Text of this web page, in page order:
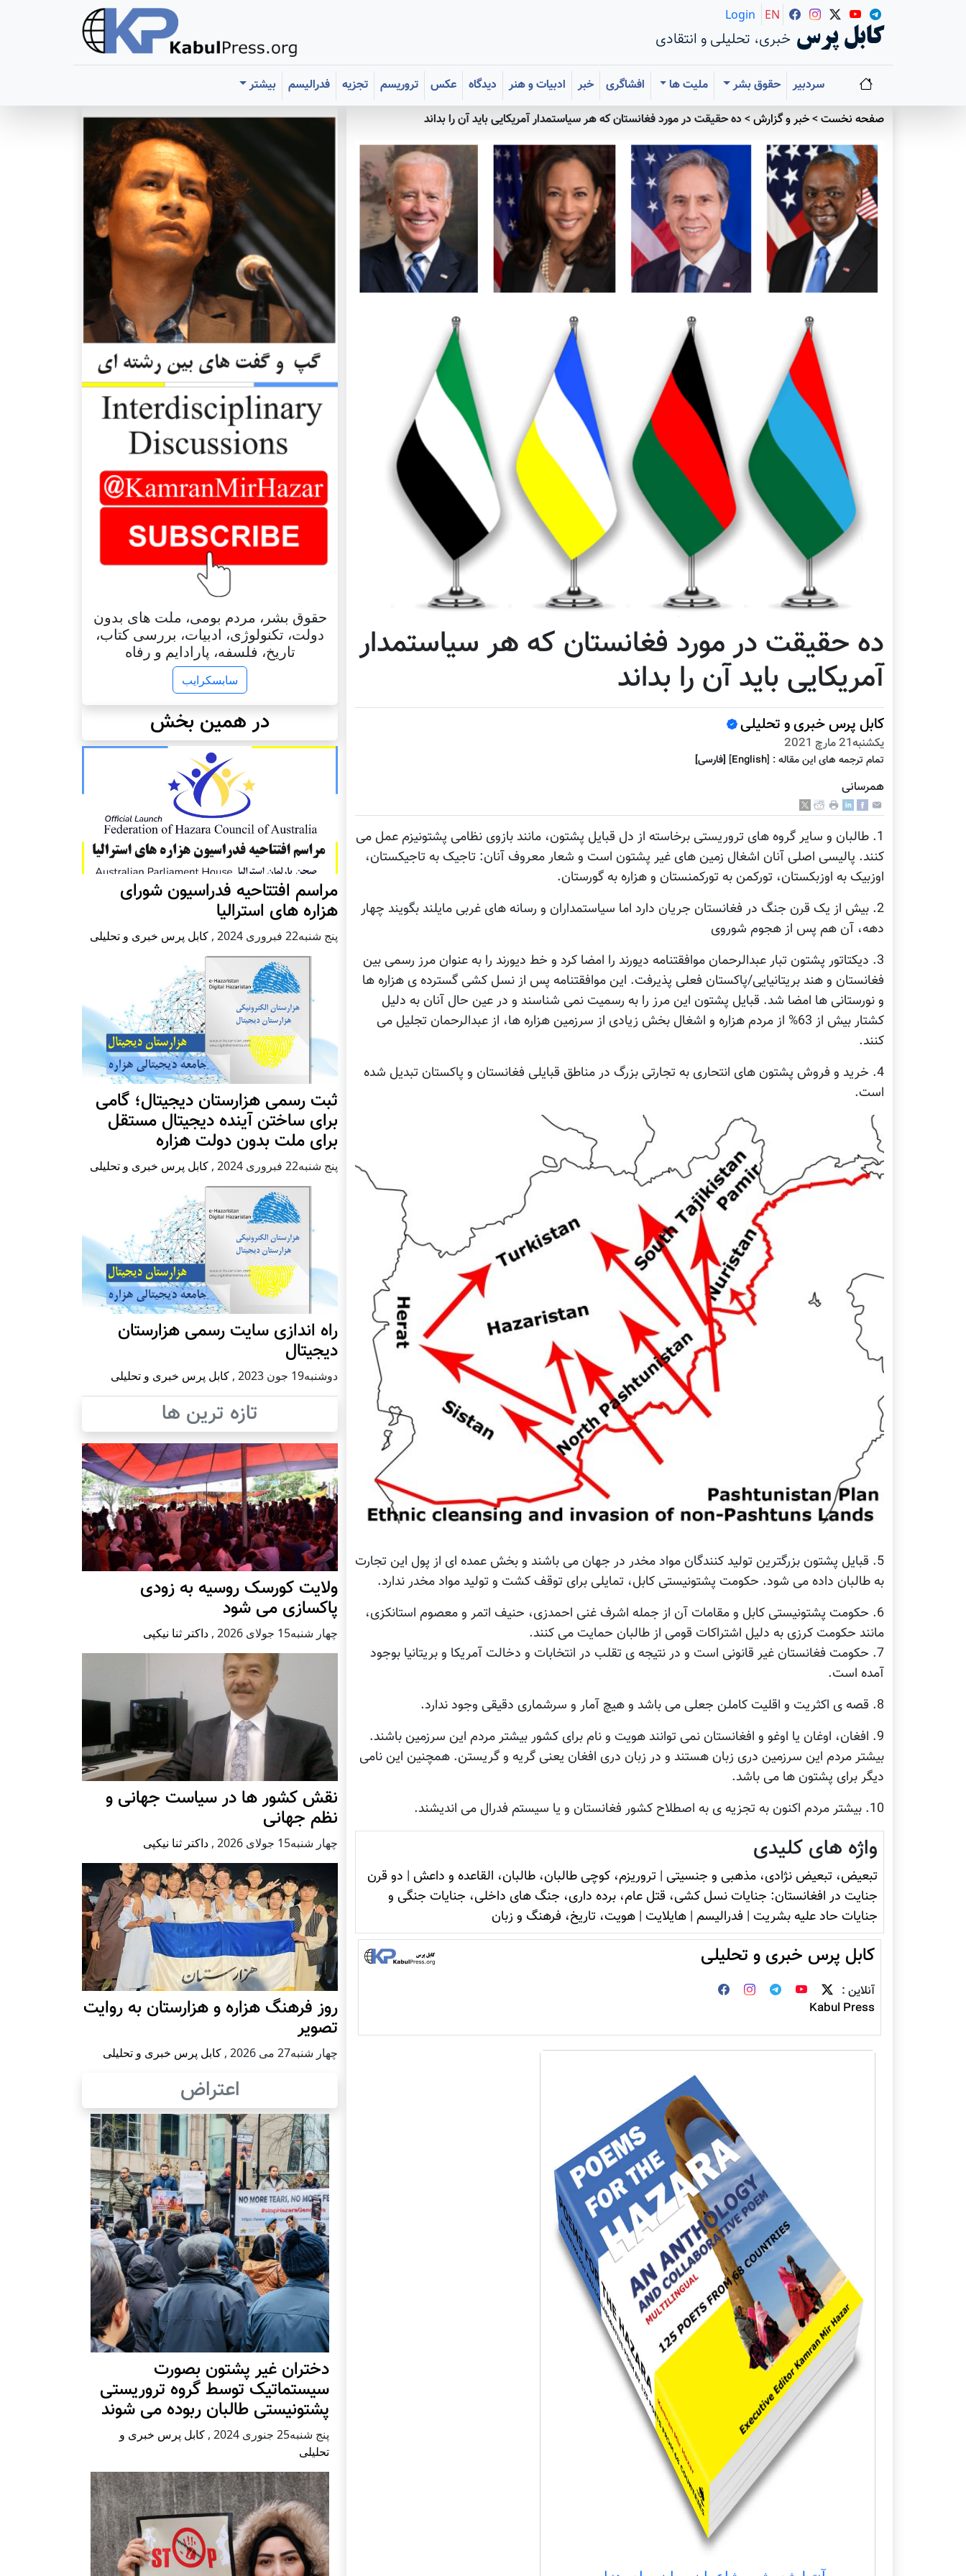
کابل پرس خبری، تحلیلی و انتقادی
Login EN
سردبیر حقوق بشر ملیت ها افشاگری خبر ادبیات و هنر دیدگاه عکس تروریسم تجزیه فدرالیسم
بیشتر
صفحه نخست>خبر و گزارش> ده حقیقت در مورد فغانستان که هر سیاستمدار آمریکایی باید آن را بداند
ده حقیقت در مورد فغانستان که هر سیاستمدار
آمریکایی باید آن را بداند
کابل پرس خبری و تحلیلی
يكشنبه21 مارچ 2021
تمام ترجمه هاى اين مقاله : [English] [فارسى]
همرسانی
1. طالبان و سایر گروه های تروریستی برخاسته از دل قبایل پشتون، مانند بازوی نظامی پشتونیزم عمل می
کنند. پالیسی اصلی آنان اشغال زمین های غیر پشتون است و شعار معروف آنان: تاجیک به تاجیکستان،
اوزبیک به اوزبکستان، تورکمن به تورکمنستان و هزاره به گورستان.
2. بیش از یک قرن جنگ در فغانستان جریان دارد اما سیاستمداران و رسانه های غربی مایلند بگویند چهار
دهه، آن هم پس از هجوم شوروی
3. دیکتاتور پشتون تبار عبدالرحمان موافقتنامه دیورند را امضا کرد و خط دیورند را به عنوان مرز رسمی بین
فغانستان و هند بریتانیایی/پاکستان فعلی پذیرفت. این موافقتنامه پس از نسل کشی گسترده ی هزاره ها
و نورستانی ها امضا شد. قبایل پشتون این مرز را به رسمیت نمی شناسند و در عین حال آنان به دلیل
کشتار بیش از 63% از مردم هزاره و اشغال بخش زیادی از سرزمین هزاره ها، از عبدالرحمان تجلیل می
کنند.
4. خرید و فروش پشتون های انتحاری به تجارتی بزرگ در مناطق قبایلی فغانستان و پاکستان تبدیل شده
است.
5. قبایل پشتون بزرگترین تولید کنندگان مواد مخدر در جهان می باشند و بخش عمده ای از پول این تجارت
به طالبان داده می شود. حکومت پشتونیستی کابل، تمایلی برای توقف کشت و تولید مواد مخدر ندارد.
6. حکومت پشتونیستی کابل و مقامات آن از جمله اشرف غنی احمدزی، حنیف اتمر و معصوم استانکزی،
مانند حکومت کرزی به دلیل اشتراکات قومی از طالبان حمایت می کنند.
7. حکومت فغانستان غیر قانونی است و در نتیجه ی تقلب در انتخابات و دخالت آمریکا و بریتانیا بوجود
آمده است.
8. قصه ی اکثریت و اقلیت کاملن جعلی می باشد و هیچ آمار و سرشماری دقیقی وجود ندارد.
9. افغان، اوغان یا اوغو و افغانستان نمی توانند هویت و نام برای کشور بیشتر مردم این سرزمین باشند.
بیشتر مردم این سرزمین دری زبان هستند و در زبان دری افغان یعنی گریه و گریستن. همچنین این نامی
دیگر برای پشتون ها می باشد.
10. بیشتر مردم اکنون به تجزیه ی به اصطلاح کشور فغانستان و یا سیستم فدرال می اندیشند.
واژه های کلیدی
تبعیض، تبعیض نژادی، مذهبی و جنسیتی | تروريزم، کوچی طالبان، طالبان، القاعده و داعش | دو قرن
جنایت در افغانستان: جنایات نسل کشی، قتل عام، برده داری، جنگ های داخلی، جنایات جنگی و
جنایات حاد علیه بشریت | فدرالیسم | هایلایت | هویت، تاريخ، فرهنگ و زبان
کابل پرس خبری و تحلیلی
آنلاین :
Kabul Press
حقوق بشر، مردم بومی، ملت های بدون
دولت، تکنولوژی، ادبیات، بررسی کتاب،
تاریخ، فلسفه، پارادایم و رفاه
سابسکرایب
در همین بخش
مراسم افتتاحیه فدراسیون شورای
هزاره های استرالیا
پنج شنبه22 فبروری 2024 , کابل پرس خبری و تحلیلی
ثبت رسمی هزارستان دیجیتال؛ گامی
برای ساختن آینده دیجیتال مستقل
برای ملت بدون دولت هزاره
پنج شنبه22 فبروری 2024 , کابل پرس خبری و تحلیلی
راه اندازی سایت رسمی هزارستان
دیجیتال
دوشنبه19 جون 2023 , کابل پرس خبری و تحلیلی
تازه ترین ها
ولایت کورسک روسیه به زودی
پاکسازی می شود
چهار شنبه15 جولای 2026 , داکتر ثنا نیکپی
نقش کشور ها در سیاست جهانی و
نظم جهانی
چهار شنبه15 جولای 2026 , داکتر ثنا نیکپی
روز فرهنگ هزاره و هزارستان به روایت
تصویر
چهار شنبه27 می 2026 , کابل پرس خبری و تحلیلی
اعتراض
دختران غیر پشتون بصورت
سیستماتیک توسط گروه تروریستی
پشتونیستی طالبان ربوده می شوند
پنج شنبه25 جنوری 2024 , کابل پرس خبری و
تحلیلی